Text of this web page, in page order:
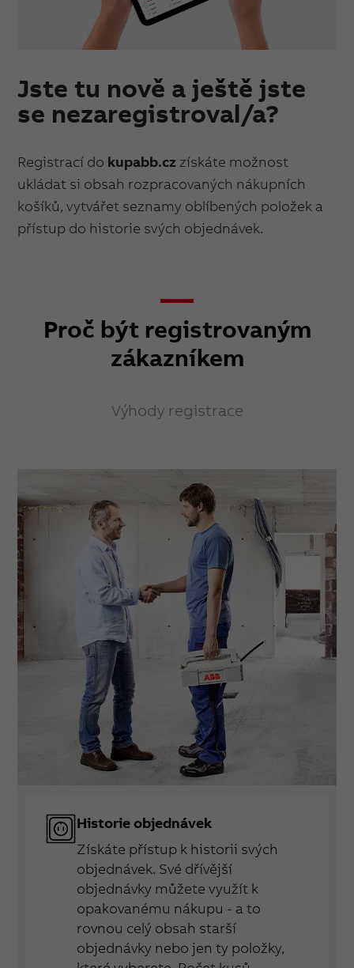
Jste tu nově a ještě jste
se nezaregistroval/a?
Registrací do kupabb.cz získáte možnost
ukládat si obsah rozpracovaných nákupních
košíků, vytvářet seznamy oblíbených položek a
přístup do historie svých objednávek.
Proč být registrovaným
zákazníkem
Výhody registrace
Historie objednávek
Získáte přístup k historii svých
objednávek. Své dřívější
objednávky můžete využít k
opakovanému nákupu - a to
rovnou celý obsah starší
objednávky nebo jen ty položky,